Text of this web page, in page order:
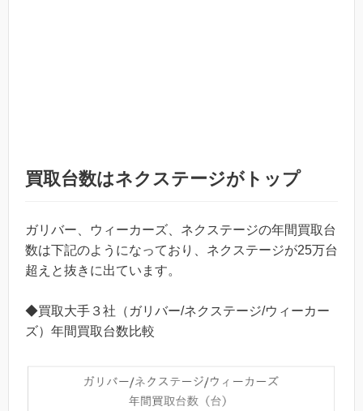
買取台数はネクステージがトップ
ガリバー、ウィーカーズ、ネクステージの年間買取台
数は下記のようになっており、ネクステージが25万台
超えと抜きに出ています。
◆買取大手３社（ガリバー/ネクステージ/ウィーカー
ズ）年間買取台数比較